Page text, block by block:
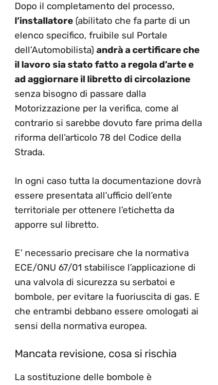
Dopo il completamento del processo,
l’installatore (abilitato che fa parte di un
elenco specifico, fruibile sul Portale
dell’Automobilista) andrà a certificare che
il lavoro sia stato fatto a regola d’arte e
ad aggiornare il libretto di circolazione
senza bisogno di passare dalla
Motorizzazione per la verifica, come al
contrario si sarebbe dovuto fare prima della
riforma dell’articolo 78 del Codice della
Strada.
In ogni caso tutta la documentazione dovrà
essere presentata all’ufficio dell’ente
territoriale per ottenere l’etichetta da
apporre sul libretto.
E’ necessario precisare che la normativa
ECE/ONU 67/01 stabilisce l’applicazione di
una valvola di sicurezza su serbatoi e
bombole, per evitare la fuoriuscita di gas. E
che entrambi debbano essere omologati ai
sensi della normativa europea.
Mancata revisione, cosa si rischia
La sostituzione delle bombole è